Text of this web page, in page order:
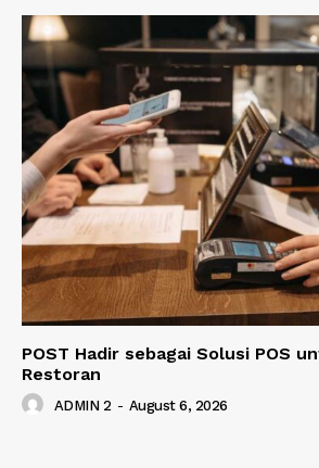
POST Hadir sebagai Solusi POS
Restoran
ADMIN 2 - August 6, 2026